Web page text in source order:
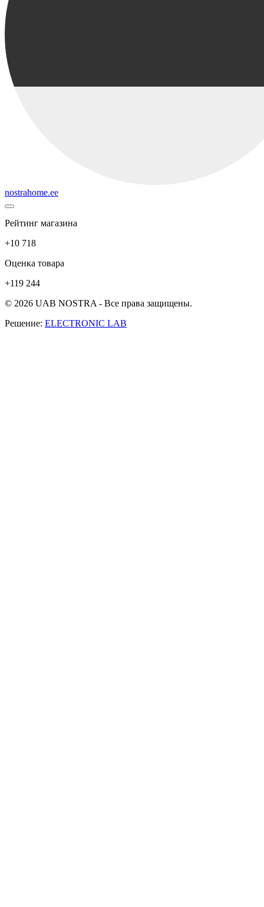
nostrahome.ee
Рейтинг магазина
+10 718
Оценка товара
+119 244
© 2026 UAB NOSTRA - Все права защищены.
Решение: ELECTRONIC LAB